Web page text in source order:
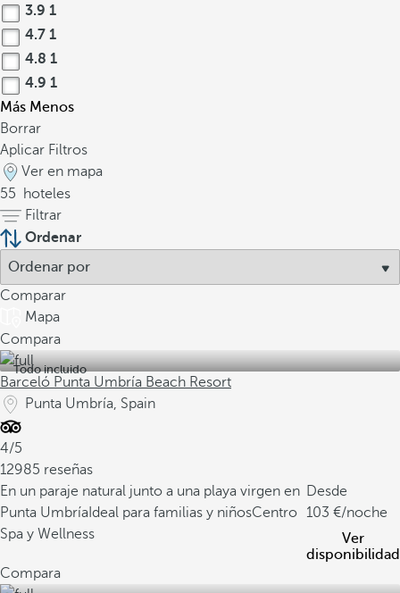
3.9 1
4.7 1
4.8 1
4.9 1
Más Menos
Borrar
Aplicar Filtros
Ver en mapa
55
hoteles
Filtrar
Ordenar
Comparar
Mapa
Compara
Todo incluido
Barceló Punta Umbría Beach Resort
Punta Umbría, Spain
4/5
12985 reseñas
En un paraje natural junto a una playa virgen en
Punta Umbría Ideal para familias y niñosCentro
Spa y Wellness
Desde
103
/noche
Ver
disponibilidad
Compara